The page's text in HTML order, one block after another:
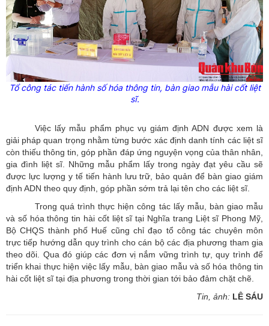
Tổ công tác tiến hành số hóa thông tin, bàn giao mẫu hài cốt liệt
sĩ.
Việc lấy mẫu phẩm phục vụ giám định ADN được xem là
giải pháp quan trọng nhằm từng bước xác định danh tính các liệt sĩ
còn thiếu thông tin, góp phần đáp ứng nguyện vọng của thân nhân,
gia đình liệt sĩ. Những mẫu phẩm lấy trong ngày đạt yêu cầu sẽ
được lực lượng y tế tiến hành lưu trữ, bảo quản để bàn giao giám
định ADN theo quy định, góp phần sớm trả lại tên cho các liệt sĩ.
Trong quá trình thực hiện công tác lấy mẫu, bàn giao mẫu
và số hóa thông tin hài cốt liệt sĩ tại Nghĩa trang Liệt sĩ Phong Mỹ,
Bộ CHQS thành phố Huế cũng chỉ đạo tổ công tác chuyên môn
trực tiếp hướng dẫn quy trình cho cán bộ các địa phương tham gia
theo dõi. Qua đó giúp các đơn vị nắm vững trình tự, quy trình để
triển khai thực hiện việc lấy mẫu, bàn giao mẫu và số hóa thông tin
hài cốt liệt sĩ tại địa phương trong thời gian tới bảo đảm chặt chẽ.
Tin, ảnh: LÊ SÁU